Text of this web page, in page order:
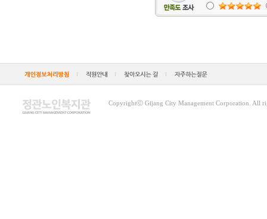
Copyrightⓒ Gijang City Management Corporation. All